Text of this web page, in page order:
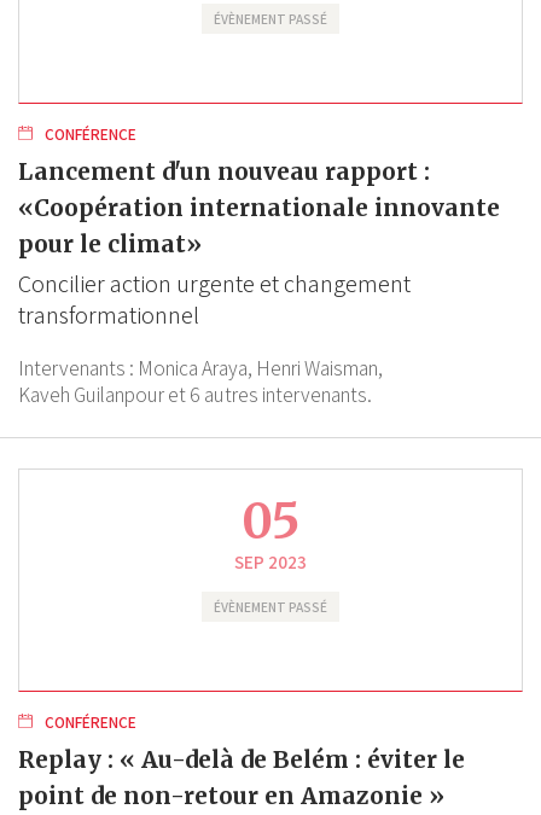
ÉVÈNEMENT PASSÉ
CONFÉRENCE
Lancement d'un nouveau rapport :
«Coopération internationale innovante
pour le climat»
Concilier action urgente et changement
transformationnel
Intervenants : Monica Araya, Henri Waisman,
Kaveh Guilanpouret 6 autres intervenants.
05
SEP 2023
ÉVÈNEMENT PASSÉ
CONFÉRENCE
Replay : « Au-delà de Belém : éviter le
point de non-retour en Amazonie »